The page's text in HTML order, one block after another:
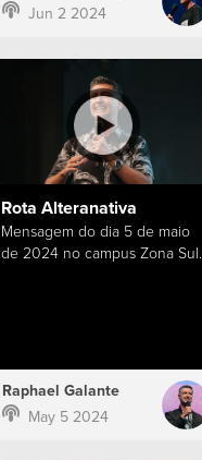
Jun 2 2024
Rota Alteranativa
Mensagem do dia 5 de maio
de 2024 no campus Zona Sul.
Raphael Galante
May 5 2024